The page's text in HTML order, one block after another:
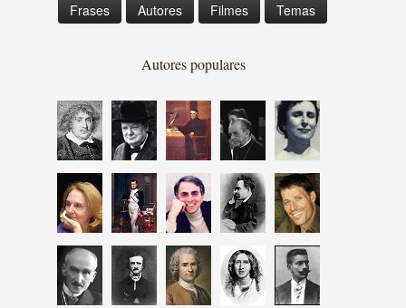
Frases Autores Filmes Temas
Autores populares